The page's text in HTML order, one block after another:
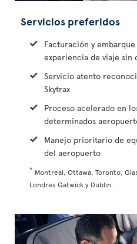
Servicios preferidos
Facturación y
experiencia de viaje sin
Servicio atento
Skytrax
Proceso acelerado en
determinados
Manejo prioritario de
del aeropuerto
* Montreal, Ottawa, Toronto,
Londres Gatwick y Dublin.